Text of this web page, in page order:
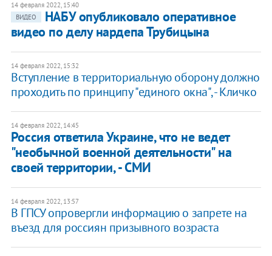
14 февраля 2022, 15:40
ВИДЕО
НАБУ опубликовало оперативное
видео по делу нардепа Трубицына
14 февраля 2022, 15:32
Вступление в территориальную оборону должно
проходить по принципу "единого окна", - Кличко
14 февраля 2022, 14:45
Россия ответила Украине, что не ведет
"необычной военной деятельности" на
своей территории, - СМИ
14 февраля 2022, 13:57
В ГПСУ опровергли информацию о запрете на
въезд для россиян призывного возраста